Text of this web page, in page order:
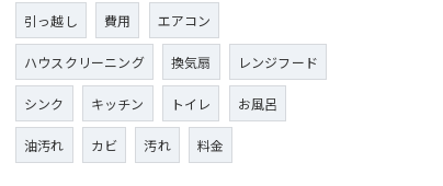
引っ越し 費用 エアコン
ハウスクリーニング 換気扇 レンジフード
シンク キッチン トイレ お風呂
油汚れ カビ 汚れ 料金